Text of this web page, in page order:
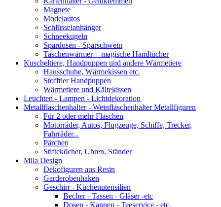
Magnete
Modelautos
Schlüsselanhänger
Schneekugeln
Spardosen - Sparschwein
Taschenwärmer + magische Handtücher
Kuscheltiere, Handpuppen und andere Wärmetiere
Hausschuhe, Wärmekissen etc.
Stofftier Handpuppen
Wärmetiere und Kältekissen
Leuchten - Lampen - Lichtdekoration
Metallflaschenhalter - Weinflaschenhalter Metallfiguren
Für 2 oder mehr Flaschen
Motorräder, Autos, Flugzeuge, Schiffe, Trecker,
Fahrräder...
Pärchen
Stifteköcher, Uhren, Ständer
Mila Design
Dekofiguren aus Resin
Garderobenhaken
Geschirr - Küchenutensilien
Becher - Tassen - Gläser -etc
Dosen - Kannen - Teeservice - etc.